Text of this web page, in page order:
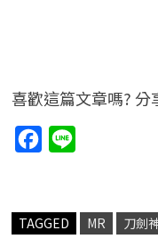
喜歡這篇文章嗎? 分
e
e
TAGGED MR 刀劍